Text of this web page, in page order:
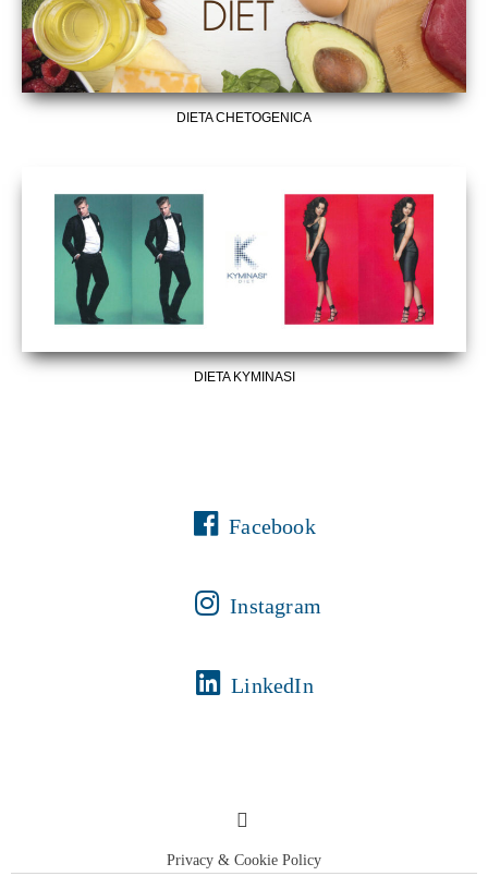
DIETA CHETOGENICA
DIETA KYMINASI
Facebook
Instagram
LinkedIn
Privacy & Cookie Policy